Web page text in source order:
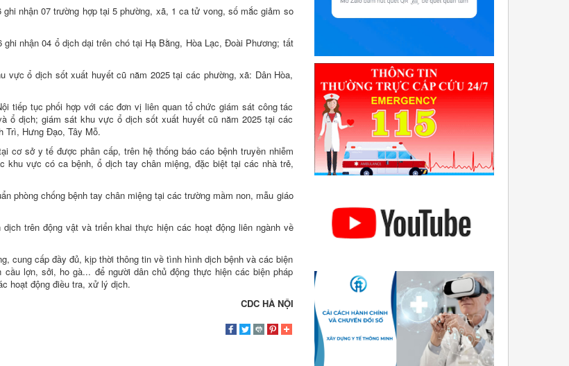
nhận 07 trường hợp tại 5 phường, xã, 1 ca tử vong, số mắc giảm so
nhận 04 ổ dịch dại trên chó tại Hạ Bằng, Hòa Lạc, Đoài Phương; tất
vực ổ dịch sốt xuất huyết cũ năm 2025 tại các phường, xã: Dân Hòa,
tiếp tục phối hợp với các đơn vị liên quan tổ chức giám sát công tác
ổ dịch; giám sát khu vực ổ dịch sốt xuất huyết cũ năm 2025 tại các
Trì, Hưng Đạo, Tây Mỗ.
cơ sở y tế được phân cấp, trên hệ thống báo cáo bệnh truyền nhiễm
vực có ca bệnh, ổ dịch tay chân miệng, đặc biệt tại các nhà trẻ,
phòng chống bệnh tay chân miệng tại các trường mầm non, mẫu giáo
trên động vật và triển khai thực hiện các hoạt động liên ngành về
cung cấp đầy đủ, kịp thời thông tin về tình hình dịch bệnh và các biện
lợn, sởi, ho gà... để người dân chủ động thực hiện các biện pháp
hoạt động điều tra, xử lý dịch.
CDC HÀ NỘI